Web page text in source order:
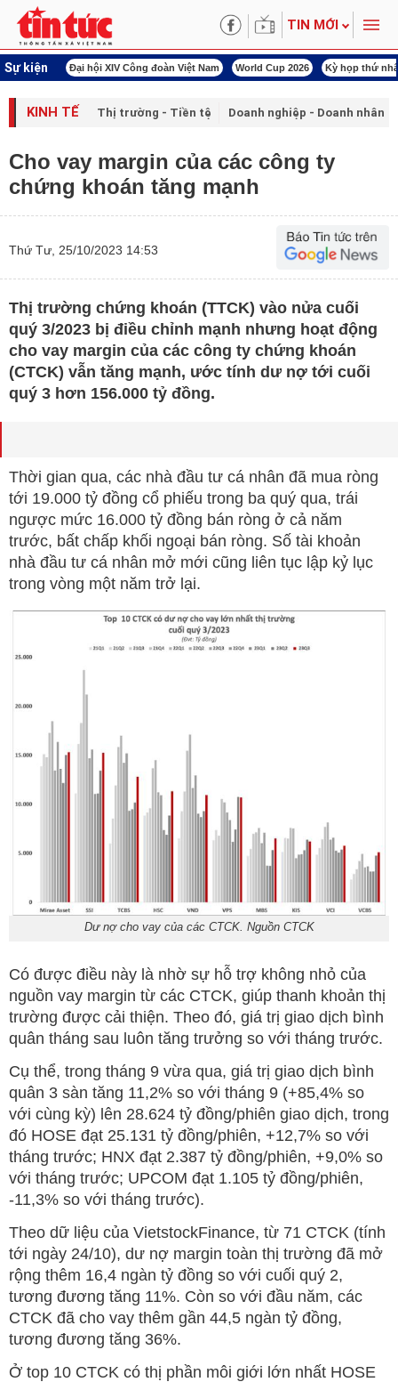
TIN MỚI
Sự kiện
ngày đêm Đại hội XIV Công đoàn Việt Nam World Cup 2026 Kỳ họp thứ
KINH TẾ Thị trường - Tiền tệ Doanh nghiệp - Doanh nhân
Cho vay margin của các công ty
chứng khoán tăng mạnh
Thứ Tư, 25/10/2023 14:53
Thị trường chứng khoán (TTCK) vào nửa cuối
quý 3/2023 bị điều chỉnh mạnh nhưng hoạt động
cho vay margin của các công ty chứng khoán
(CTCK) vẫn tăng mạnh, ước tính dư nợ tới cuối
quý 3 hơn 156.000 tỷ đồng.
Thời gian qua, các nhà đầu tư cá nhân đã mua ròng
tới 19.000 tỷ đồng cổ phiếu trong ba quý qua, trái
ngược mức 16.000 tỷ đồng bán ròng ở cả năm
trước, bất chấp khối ngoại bán ròng. Số tài khoản
nhà đầu tư cá nhân mở mới cũng liên tục lập kỷ lục
trong vòng một năm trở lại.
Dư nợ cho vay của các CTCK. Nguồn CTCK
Có được điều này là nhờ sự hỗ trợ không nhỏ của
nguồn vay margin từ các CTCK, giúp thanh khoản thị
trường được cải thiện. Theo đó, giá trị giao dịch bình
quân tháng sau luôn tăng trưởng so với tháng trước.
Cụ thể, trong tháng 9 vừa qua, giá trị giao dịch bình
quân 3 sàn tăng 11,2% so với tháng 9 (+85,4% so
với cùng kỳ) lên 28.624 tỷ đồng/phiên giao dịch, trong
đó HOSE đạt 25.131 tỷ đồng/phiên, +12,7% so với
tháng trước; HNX đạt 2.387 tỷ đồng/phiên, +9,0% so
với tháng trước; UPCOM đạt 1.105 tỷ đồng/phiên,
-11,3% so với tháng trước).
Theo dữ liệu của VietstockFinance, từ 71 CTCK (tính
tới ngày 24/10), dư nợ margin toàn thị trường đã mở
rộng thêm 16,4 ngàn tỷ đồng so với cuối quý 2,
tương đương tăng 11%. Còn so với đầu năm, các
CTCK đã cho vay thêm gần 44,5 ngàn tỷ đồng,
tương đương tăng 36%.
Ở top 10 CTCK có thị phần môi giới lớn nhất HOSE